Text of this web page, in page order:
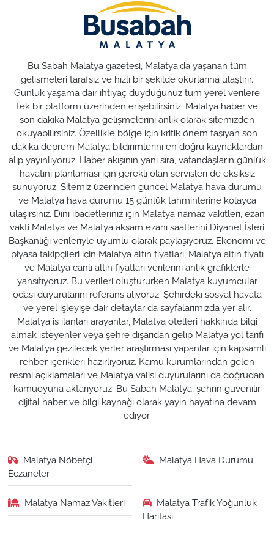
Bu Sabah Malatya gazetesi, Malatya'da yaşanan tüm
gelişmeleri tarafsız ve hızlı bir şekilde okurlarına ulaştırır.
Günlük yaşama dair ihtiyaç duyduğunuz tüm yerel verilere
tek bir platform üzerinden erişebilirsiniz. Malatya haber ve
son dakika Malatya gelişmelerini anlık olarak sitemizden
okuyabilirsiniz. Özellikle bölge için kritik önem taşıyan son
dakika deprem Malatya bildirimlerini en doğru kaynaklardan
alıp yayınlıyoruz. Haber akışının yanı sıra, vatandaşların günlük
hayatını planlaması için gerekli olan servisleri de eksiksiz
sunuyoruz. Sitemiz üzerinden güncel Malatya hava durumu
ve Malatya hava durumu 15 günlük tahminlerine kolayca
ulaşırsınız. Dini ibadetleriniz için Malatya namaz vakitleri, ezan
vakti Malatya ve Malatya akşam ezanı saatlerini Diyanet İşleri
Başkanlığı verileriyle uyumlu olarak paylaşıyoruz. Ekonomi ve
piyasa takipçileri için Malatya altın fiyatları, Malatya altın fiyatı
ve Malatya canlı altın fiyatları verilerini anlık grafiklerle
yansıtıyoruz. Bu verileri oluştururken Malatya kuyumcular
odası duyurularını referans alıyoruz. Şehirdeki sosyal hayata
ve yerel işleyişe dair detaylar da sayfalarımızda yer alır.
Malatya iş ilanları arayanlar, Malatya otelleri hakkında bilgi
almak isteyenler veya şehre dışarıdan gelip Malatya yol tarifi
ve Malatya gezilecek yerler araştırması yapanlar için kapsamlı
rehber içerikleri hazırlıyoruz. Kamu kurumlarından gelen
resmi açıklamaları ve Malatya valisi duyurularını da doğrudan
kamuoyuna aktarıyoruz. Bu Sabah Malatya, şehrin güvenilir
dijital haber ve bilgi kaynağı olarak yayın hayatına devam
ediyor.
Malatya Nöbetçi
Eczaneler
Malatya Hava Durumu
Malatya Namaz Vakitleri
Malatya Trafik Yoğunluk
Haritası